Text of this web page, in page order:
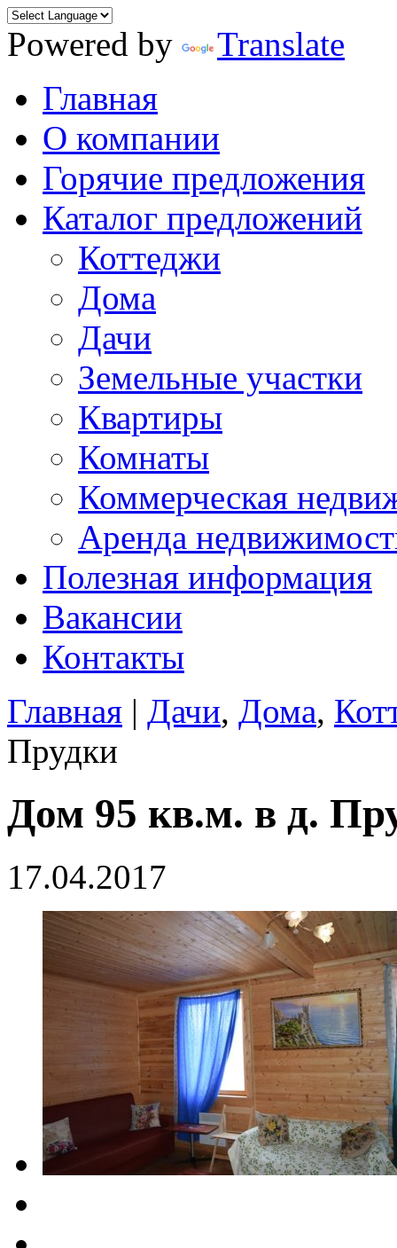
Powered by
Translate
Главная
О компании
Горячие предложения
Каталог предложений
Коттеджи
Дома
Дачи
Земельные участки
Квартиры
Комнаты
Коммерческая
Аренда
Полезная информация
Вакансии
Контакты
Главная | Дачи, Дома,
Прудки
Дом 95 кв.м. в д.
17.04.2017